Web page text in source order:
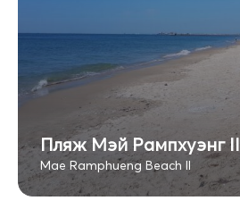
Пляж Мэй Рампхуэнг II
Mae Ramphueng Beach II